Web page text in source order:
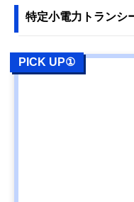
ー 特定
ンシーバ
Amazonで見る
八重洲無
タンダー
VXD30
特定小電力トランシ
PICK UP①